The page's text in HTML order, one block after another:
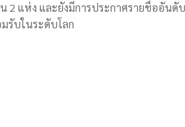
2 แห่ง และยังมีการประกาศรายชื่ออันดั
รับในระดับโลก